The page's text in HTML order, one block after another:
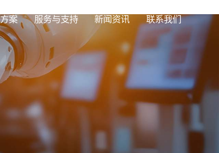
案 服务与支持 新闻资讯 联系我们